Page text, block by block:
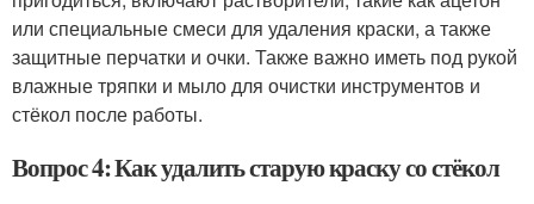
или специальные смеси для удаления краски, а также
защитные перчатки и очки. Также важно иметь под рукой
влажные тряпки и мыло для очистки инструментов и
стёкол после работы.
Вопрос 4: Как удалить старую краску со стёкол